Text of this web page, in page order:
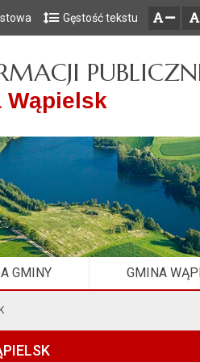
głównego menu
do treści
mapy serwisuGęstość tekstu
Wąpielsk
GMINY GMINA